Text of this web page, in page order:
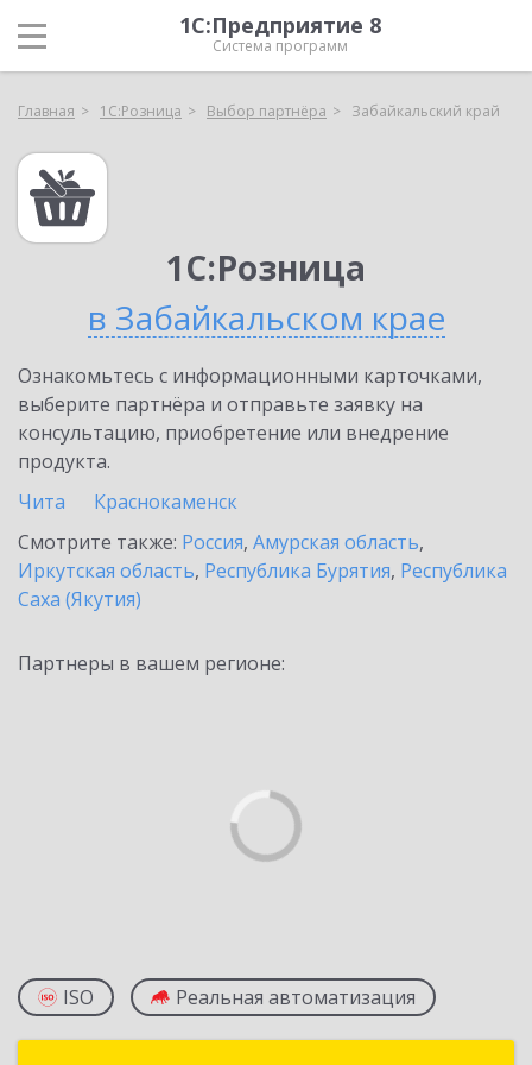
1С:Предприятие 8
Система программ
Главная 1С:Розница Выбор партнёра Забайкальский край
1С:Розница
в Забайкальском крае
Ознакомьтесь с информационными карточками,
выберите партнёра и отправьте заявку на
консультацию, приобретение или внедрение
продукта.
Чита
Краснокаменск
Смотрите также: Россия, Амурская область,
Иркутская область, Республика Бурятия, Республика
Саха (Якутия)
Партнеры в вашем регионе:
ISO Реальная автоматизация